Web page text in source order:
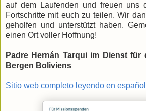
auf dem Laufenden und freuen uns
Fortschritte mit euch zu teilen. Wir
geholfen und unterstützt haben.
einen Ort voller Hoffnung!
Padre Hernán Tarqui im Dienst für
Bergen Boliviens
Sitio web completo leyendo en